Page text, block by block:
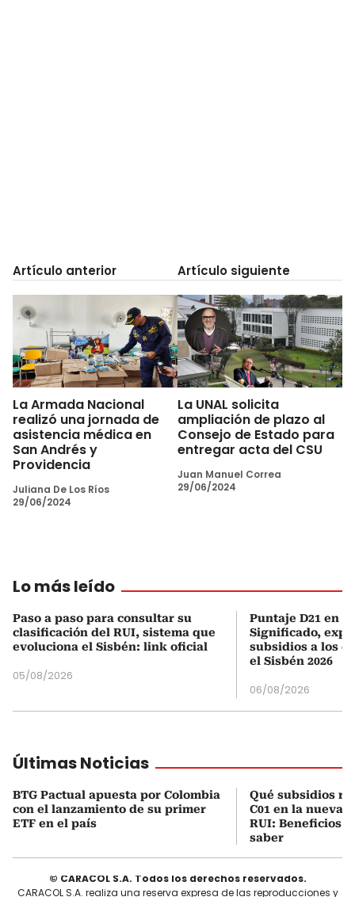
Artículo anterior
La Armada Nacional
realizó una jornada de
asistencia médica en
San Andrés y
Providencia
Juliana De Los Ríos
29/06/2024
Artículo siguiente
La UNAL solicita
ampliación de plazo al
Consejo de Estado para
entregar acta del CSU
Juan Manuel Correa
29/06/2024
Lo más leído
Paso a paso para consultar su
clasificación del RUI, sistema que
evoluciona el Sisbén: link oficial
05/08/2026
Puntaje D21 en
Significado,
subsidios a los
el Sisbén 2026
06/08/2026
Últimas Noticias
BTG Pactual apuesta por Colombia
con el lanzamiento de su primer
ETF en el país
Qué subsidios
C01 en la nueva
RUI: Beneficios
saber
© CARACOL S.A. Todos los derechos reservados.
CARACOL S.A. realiza una reserva expresa de las reproducciones y